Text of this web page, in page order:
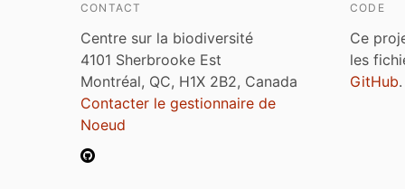
CONTACT
Centre sur la biodiversité
4101 Sherbrooke Est
Montréal, QC, H1X 2B2, Canada
Contacter le gestionnaire de
Noeud
CODE
Ce
les
GitHub.